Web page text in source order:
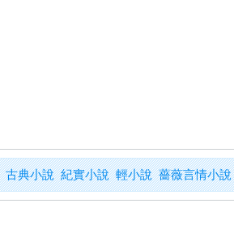
古典小說 紀實小說 輕小說 薔薇言情小說